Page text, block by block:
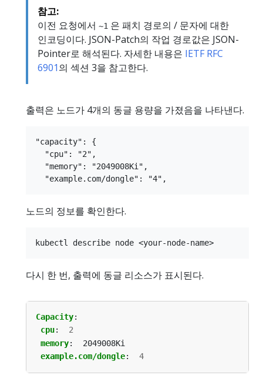
참고:
이전 요청에서 ~1 은 패치 경로의 / 문자에 대한
인코딩이다. JSON-Patch의 작업 경로값은 JSON-
Pointer로 해석된다. 자세한 내용은 IETF RFC
6901의 섹션 3을 참고한다.
출력은 노드가 4개의 동글 용량을 가졌음을 나타낸다.
"capacity": {
  "cpu": "2",
  "memory": "2049008Ki",
노드의 정보를 확인한다.
다시 한 번, 출력에 동글 리소스가 표시된다.
Capacity:
cpu:
2
memory:
2049008Ki
example.com/dongle: 4